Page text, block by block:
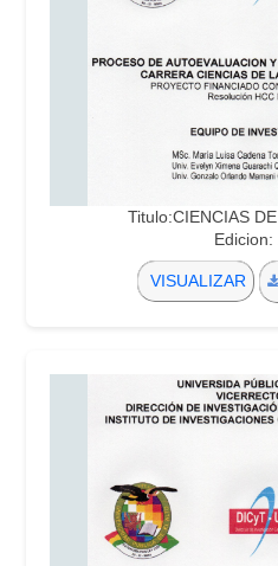
Titulo:CIENCIAS
Edicion:
VISUALIZAR